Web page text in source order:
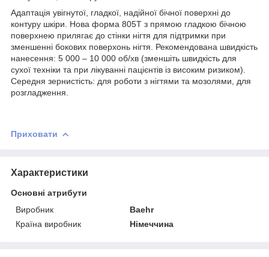
Адаптація увігнутої, гладкої, надійної бічної поверхні до
контуру шкіри. Нова форма 805T з прямою гладкою бічною
поверхнею прилягає до стінки нігтя для підтримки при
зменшенні бокових поверхонь нігтя. Рекомендована швидкість
нанесення: 5 000 – 10 000 об/хв (зменшіть швидкість для
сухої техніки та при лікуванні пацієнтів із високим ризиком).
Середня зернистість: для роботи з нігтями та мозолями, для
розгладження.
Приховати
Характеристики
Основні атрибути
Виробник
Baehr
Країна виробник
Німеччина